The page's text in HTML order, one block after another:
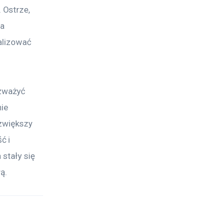
Ostrze,
i
się